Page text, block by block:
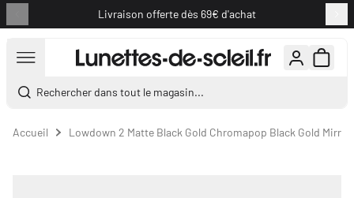
Livraison offerte dès 69€ d'achat
Rechercher dans tout le magasin...
Accueil Lowdown 2 Matte Black Gold Chromapop Black Gold